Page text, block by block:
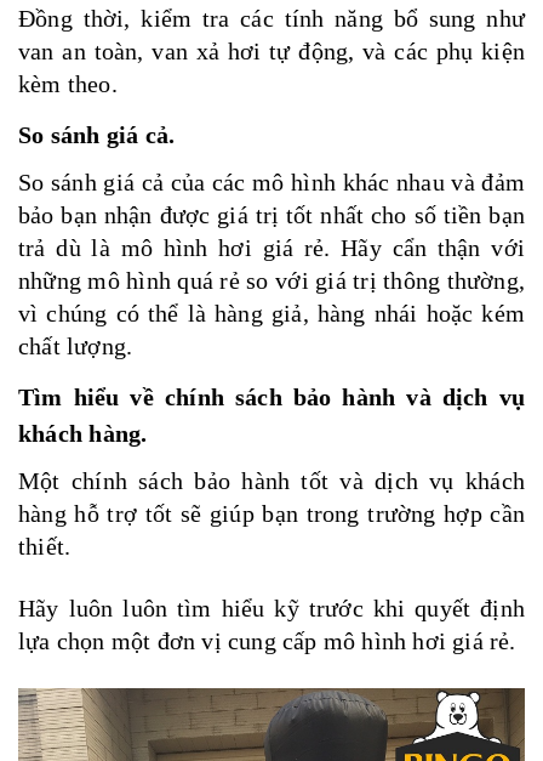
Đồng thời, kiểm tra các tính năng bổ sung như
van an toàn, van xả hơi tự động, và các phụ kiện
kèm theo.
So sánh giá cả.
So sánh giá cả của các mô hình khác nhau và đảm
bảo bạn nhận được giá trị tốt nhất cho số tiền bạn
trả dù là mô hình hơi giá rẻ. Hãy cẩn thận với
những mô hình quá rẻ so với giá trị thông thường,
vì chúng có thể là hàng giả, hàng nhái hoặc kém
chất lượng.
Tìm hiểu về chính sách bảo hành và dịch vụ
khách hàng.
Một chính sách bảo hành tốt và dịch vụ khách
hàng hỗ trợ tốt sẽ giúp bạn trong trường hợp cần
thiết.
Hãy luôn luôn tìm hiểu kỹ trước khi quyết định
lựa chọn một đơn vị cung cấp mô hình hơi giá rẻ.